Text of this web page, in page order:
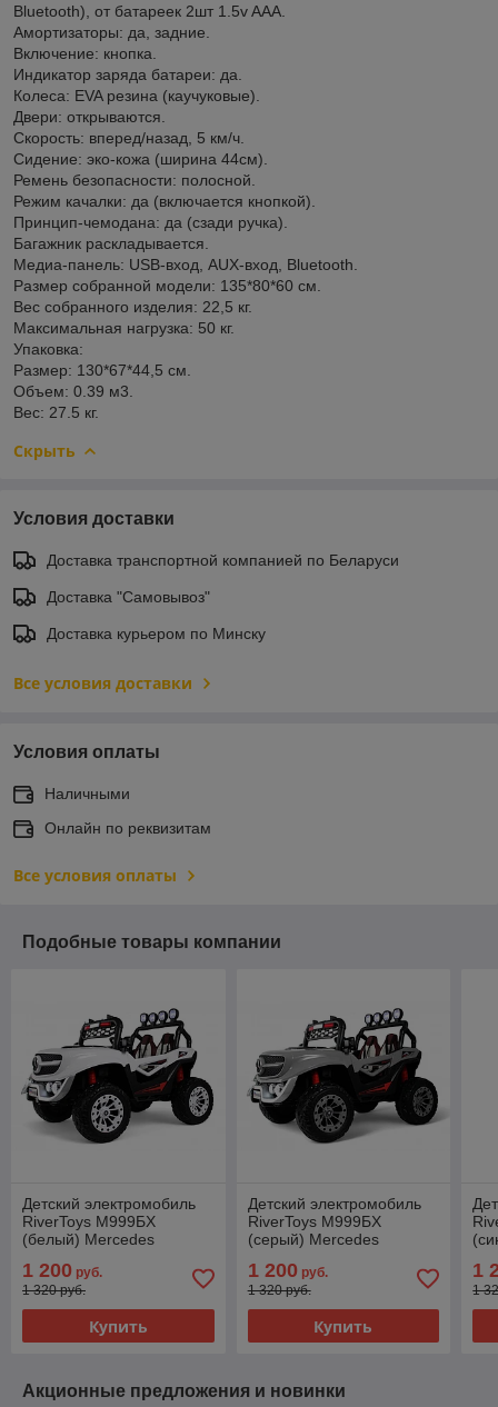
Bluetooth), от батареек 2шт 1.5v AAА.
Амортизаторы: да, задние.
Включение: кнопка.
Индикатор заряда батареи: да.
Колеса: EVA резина (каучуковые).
Двери: открываются.
Скорость: вперед/назад, 5 км/ч.
Сидение: эко-кожа (ширина 44см).
Ремень безопасности: полосной.
Режим качалки: да (включается кнопкой).
Принцип-чемодана: да (сзади ручка).
Багажник раскладывается.
Медиа-панель: USB-вход, AUX-вход, Bluetooth.
Размер собранной модели: 135*80*60 см.
Вес собранного изделия: 22,5 кг.
Максимальная нагрузка: 50 кг.
Упаковка:
Размер: 130*67*44,5 см.
Объем: 0.39 м3.
Вес: 27.5 кг.
Скрыть
Условия доставки
Доставка транспортной компанией по Беларуси
Доставка "Самовывоз"
Доставка курьером по Минску
Все условия доставки
Условия оплаты
Наличными
Онлайн по реквизитам
Все условия оплаты
Подобные товары компании
Детский электромобиль
RiverToys М999БХ
(белый) Mercedes
Двухместный
1 200 руб.
1 320 руб.
Купить
Детский электромобиль
RiverToys М999БХ
(серый) Mercedes
Двухместный
1 200 руб.
1 320 руб.
Купить
1
1
Акционные предложения и новинки